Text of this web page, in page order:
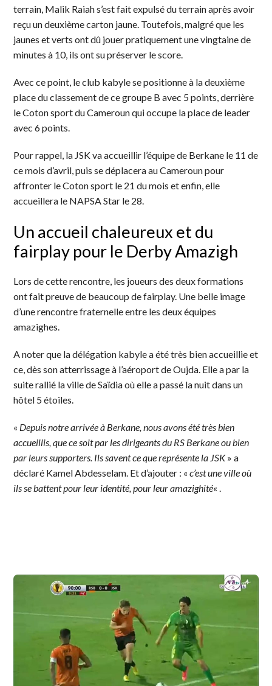
terrain, Malik Raiah s’est fait expulsé du terrain après avoir
reçu un deuxième carton jaune. Toutefois, malgré que les
jaunes et verts ont dû jouer pratiquement une vingtaine de
minutes à 10, ils ont su préserver le score.
Avec ce point, le club kabyle se positionne à la deuxième
place du classement de ce groupe B avec 5 points, derrière
le Coton sport du Cameroun qui occupe la place de leader
avec 6 points.
Pour rappel, la JSK va accueillir l’équipe de Berkane le 11 de
ce mois d’avril, puis se déplacera au Cameroun pour
affronter le Coton sport le 21 du mois et enfin, elle
accueillera le NAPSA Star le 28.
Un accueil chaleureux et du
fairplay pour le Derby Amazigh
Lors de cette rencontre, les joueurs des deux formations
ont fait preuve de beaucoup de fairplay. Une belle image
d’une rencontre fraternelle entre les deux équipes
amazighes.
A noter que la délégation kabyle a été très bien accueillie et
ce, dès son atterrissage à l’aéroport de Oujda. Elle a par la
suite rallié la ville de Saïdia où elle a passé la nuit dans un
hôtel 5 étoiles.
« Depuis notre arrivée à Berkane, nous avons été très bien
accueillis, que ce soit par les dirigeants du RS Berkane ou bien
par leurs supporters. Ils savent ce que représente la JSK» a
déclaré Kamel Abdesselam. Et d’ajouter : «c’est une ville où
ils se battent pour leur identité, pour leur amazighité« .